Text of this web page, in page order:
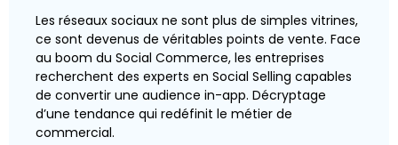
Les réseaux sociaux ne sont plus de simples vitrines,
ce sont devenus de véritables points de vente. Face
au boom du Social Commerce, les entreprises
recherchent des experts en Social Selling capables
de convertir une audience in-app. Décryptage
d’une tendance qui redéfinit le métier de
commercial.